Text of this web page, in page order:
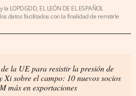
LOPDGDD, EL LEÓN DE EL ESPAÑOL
datos facilitados con la finalidad de remitirle
la UE para resistir la presión de
Xi sobre el campo: 10 nuevos socios
más en exportaciones